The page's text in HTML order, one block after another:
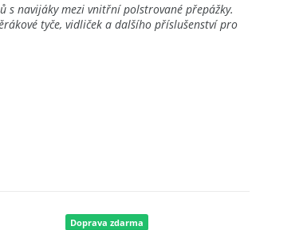
navijáky mezi vnitřní polstrované přepážky.
tyče, vidliček a dalšího příslušenství pro
Doprava zdarma